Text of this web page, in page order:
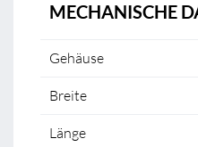
MECHANISCHE
Gehäuse
Breite
Länge